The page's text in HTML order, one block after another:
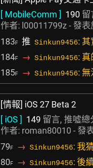
[ MobileComm ] 190 留
作者: l00011799z - 發表
183F 推 Sinkun9456:
184F → Sinkun9456:
185F → Sinkun9456:
[情報] iOS 27 Beta 2
[ iOS ] 149 留言, 推噓總
作者: roman80010 - 發
79F → Sinkun9456: 我
80F → Sinkun9456: 後